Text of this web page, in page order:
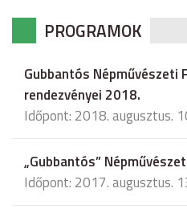
PROGRAMOK
Gubbantós Népművészeti
rendezvényei 2018.
Időpont: 2018. augusztus.
„Gubbantós”
Időpont: 2017. augusztus.